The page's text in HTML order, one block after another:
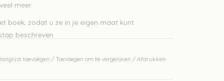
meer.
boek, zodat u ze in je eigen maat kunt
beschreven.
toevoegen / Toevoegen om te vergelijken / Afdrukken